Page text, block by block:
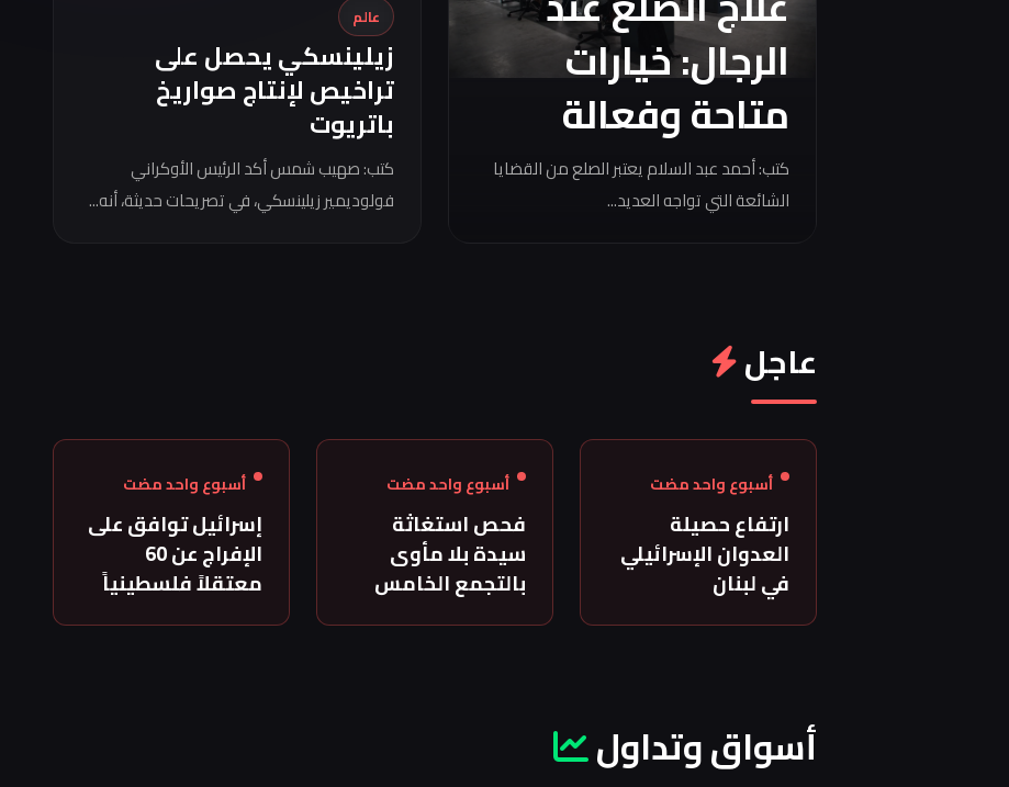
الرجال: خيارات
متاحة وفعالة
كتب: أحمد عبد السلام يعتبر الصلع من القضايا
الشائعة التي تواجه العديد...
عالم
زيلينسكي يحصل على
تراخيص لإنتاج صواريخ
باتريوت
كتب: صهيب شمس أكد الرئيس الأوكراني
فولوديمير زيلينسكي، في تصريحات حديثة، أنه...
عاجل
أسبوع واحد مضت
ارتفاع حصيلة
العدوان الإسرائيلي
في لبنان
أسبوع واحد مضت
فحص استغاثة
سيدة بلا مأوى
بالتجمع الخامس
أسبوع واحد مضت
إسرائيل توافق على
الإفراج عن 60
معتقلاً فلسطينياً
أسواق وتداول